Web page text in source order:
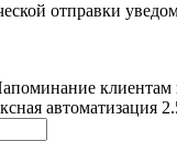
отправки
автоматизация